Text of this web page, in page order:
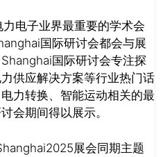
电子业界最重要的学术会
国际研讨会都会与展
国际研讨会专注探
供应解决方案等行业热门话
力转换、智能运动相关的最
会期间得以展示。
展会同期主题